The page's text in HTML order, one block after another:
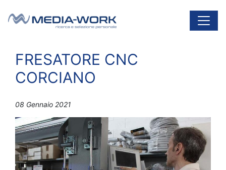
Navigazione principale
FRESATORE CNC
CORCIANO
08 Gennaio 2021